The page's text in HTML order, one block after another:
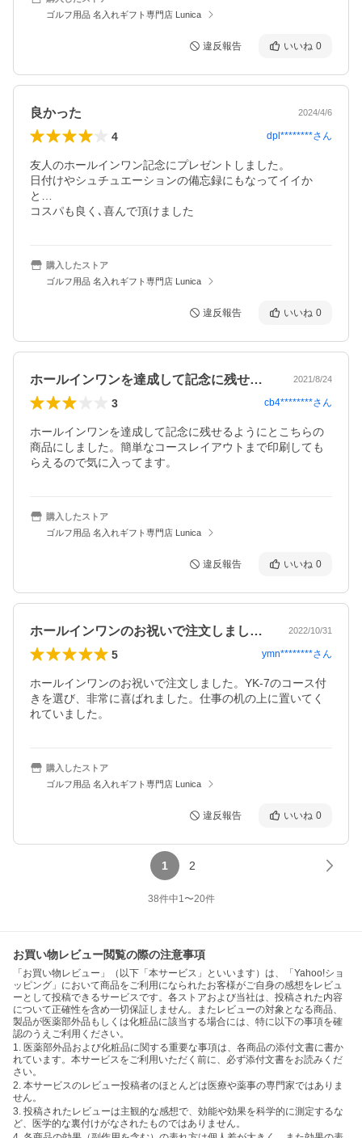
ゴルフ用品 名入れギフト専門店 Lunica
違反報告 いいね 0
良かった 2024/4/6
4 dpl********さん
友人のホールインワン記念にプレゼントしました。
日付けやシュチュエーションの備忘録にもなってイイか
と…
コスパも良く､喜んで頂けました
購入したストア
ゴルフ用品 名入れギフト専門店 Lunica
違反報告 いいね 0
ホールインワンを達成して記念に残せるよ… 2021/8/24
3 cb4********さん
ホールインワンを達成して記念に残せるようにとこちらの
商品にしました。簡単なコースレイアウトまで印刷しても
らえるので気に入ってます。
購入したストア
ゴルフ用品 名入れギフト専門店 Lunica
違反報告 いいね 0
ホールインワンのお祝いで注文しました。… 2022/10/31
5 ymn********さん
ホールインワンのお祝いで注文しました。YK-7のコース付
きを選び、非常に喜ばれました。仕事の机の上に置いてく
れていました。
購入したストア
ゴルフ用品 名入れギフト専門店 Lunica
違反報告 いいね 0
1 2
38件中1〜20件
お買い物レビュー閲覧の際の注意事項
「お買い物レビュー」（以下「本サービス」といいます）は、「Yahoo!ショ
ッピング」において商品をご利用になられたお客様がご自身の感想をレビュ
ーとして投稿できるサービスです。各ストアおよび当社は、投稿された内容
について正確性を含め一切保証しません。またレビューの対象となる商品、
製品が医薬部外品もしくは化粧品に該当する場合には、特に以下の事項を確
認のうえご利用ください。
1. 医薬部外品および化粧品に関する重要な事項は、各商品の添付文書に書か
れています。本サービスをご利用いただく前に、必ず添付文書をお読みくだ
さい。
2. 本サービスのレビュー投稿者のほとんどは医療や薬事の専門家ではありま
せん。
3. 投稿されたレビューは主観的な感想で、効能や効果を科学的に測定するな
ど、医学的な裏付けがなされたものではありません。